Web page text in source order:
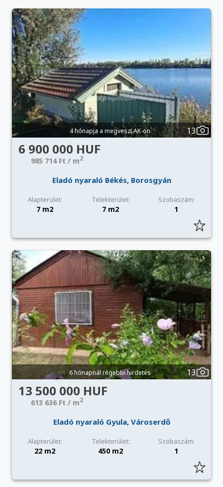
4 hónapja a megveszLAK-on 13
6 900 000 HUF
985 714 Ft / m2
Eladó nyaraló Békés, Borosgyán
Alapterület: Telekterület: Szobaszám:
7 m2 7 m2 1
6 hónapnál régebbi hirdetés 13
13 500 000 HUF
613 636 Ft / m2
Eladó nyaraló Gyula, Városerdő
Alapterület: Telekterület: Szobaszám:
22 m2 450 m2 1